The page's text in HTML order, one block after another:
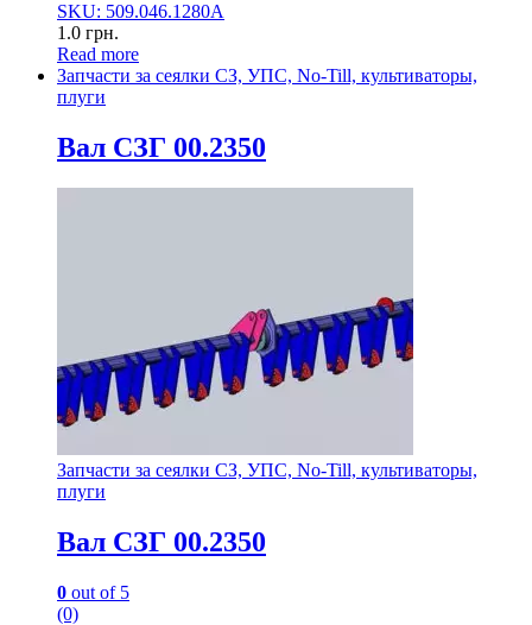
SKU: 509.046.1280А
1.0 грн.
Read more
Запчасти за сеялки СЗ, УПС, No-Till, культиваторы,
плуги
Вал СЗГ 00.2350
Запчасти за сеялки СЗ, УПС, No-Till, культиваторы,
плуги
Вал СЗГ 00.2350
0 out of 5
(0)